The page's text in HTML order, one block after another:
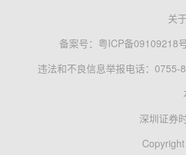
关
备案号： 粤ICP备09109218
违法和不良信息举报电话：0755-
深圳证券